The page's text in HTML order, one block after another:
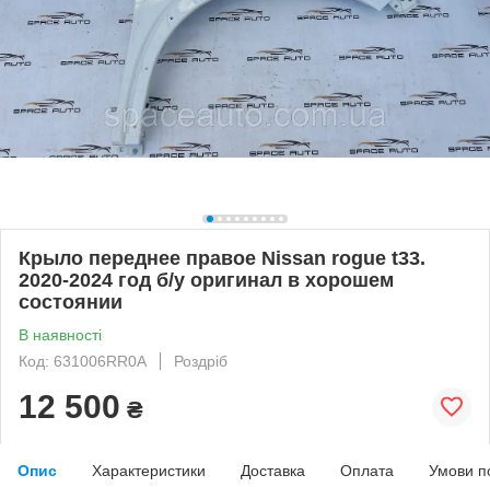
Крыло переднее правое Nissan rogue t33.
2020-2024 год б/у оригинал в хорошем
состоянии
В наявності
Код: 631006RR0A
Роздріб
12 500 ₴
Опис Характеристики Доставка Оплата Умови